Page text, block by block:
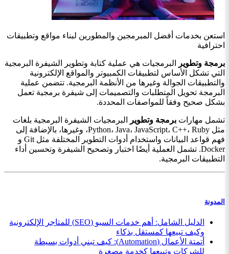
استعن بخدمات أفضل المبرمجين والمطورين لبناء مواقع وتطبيقات
احترافية
برمجة وتطوير
البرمجيات هي عملية كتابة وتطوير الشيفرة البرمجية
التي تشكل الأساس لتطبيقات الكمبيوتر والمواقع الإلكترونية
والتطبيقات الجوالة وغيرها من الأنظمة البرمجية. تتضمن عملية
البرمجة تحويل المتطلبات والتصميمات إلى شيفرة برمجية تعمل
بشكل صحيح وفقاً للمواصفات المحددة.
تشمل مهارات برمجة وتطوير
البرمجيات الشيفرة البرمجية بلغات
مثل Python، Java، JavaScript، C++، Ruby، وغيرها، بالإضافة إلى
فهم قواعد البيانات واستخدام أدوات التطوير المختلفة مثل Git و
Docker. تشمل العملية أيضًا اختبار وتصحيح الشيفرة وتحسين أداء
التطبيقات البرمجية.
المدونة
الدليل الشامل: أهم خدمات السيو (SEO) للمتاجر الإلكترونية
وكيف تبيعها كمستقل بذكاء
أتمتة الأعمال (Automation): كيف تبني أدوات بسيطة
للشركات وتبيعها كخدمة مصغرة